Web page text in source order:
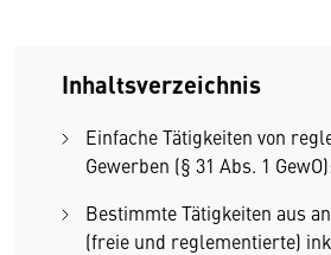
Inhaltsverzeichnis
Einfache Tätigkeiten von
Gewerben (§ 31 Abs. 1
Bestimmte Tätigkeiten aus
(freie und reglementierte)